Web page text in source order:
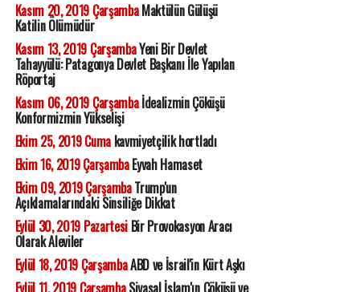
Kasım 20, 2019 ÇarşambaMaktülün Gülüşü
Katilin Ölümüdür
Kasım 13, 2019 ÇarşambaYeni Bir Devlet
Tahayyülü: Patagonya Devlet Başkanı İle Yapılan
Röportaj
Kasım 06, 2019 Çarşambaİdealizmin Çöküşü
Konformizmin Yükselişi
Ekim 25, 2019 Cumakavmiyetçilik hortladı
Ekim 16, 2019 ÇarşambaEyvah Hamaset
Ekim 09, 2019 ÇarşambaTrump'un
Açıklamalarındaki Sinsiliğe Dikkat
Eylül 30, 2019 PazartesiBir Provokasyon Aracı
Olarak Aleviler
Eylül 18, 2019 ÇarşambaABD ve İsrail'in Kürt Aşkı
Eylül 11, 2019 ÇarşambaSiyasal İslam'ın Çöküşü ve